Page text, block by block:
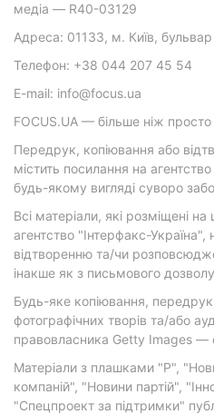
медіа — R40-03129
Адреса: 01133, м. Київ, бульвар
Телефон: +38 044 207 45 54
E-mail: info@focus.ua
FOCUS.UA — більше ніж
Передрук, копіювання або
містить посилання на
будь-якому вигляді суворо
Всі матеріали, які розміщені
агентство "Інтерфакс-
відтворенню та/чи
інакше як з письмового
Будь-яке копіювання, передрук
фотографічних творів та/або
правовласника Getty Images —
Матеріали з плашками "Р",
компаній", "Новини партій",
"Спецпроект за підтримки"